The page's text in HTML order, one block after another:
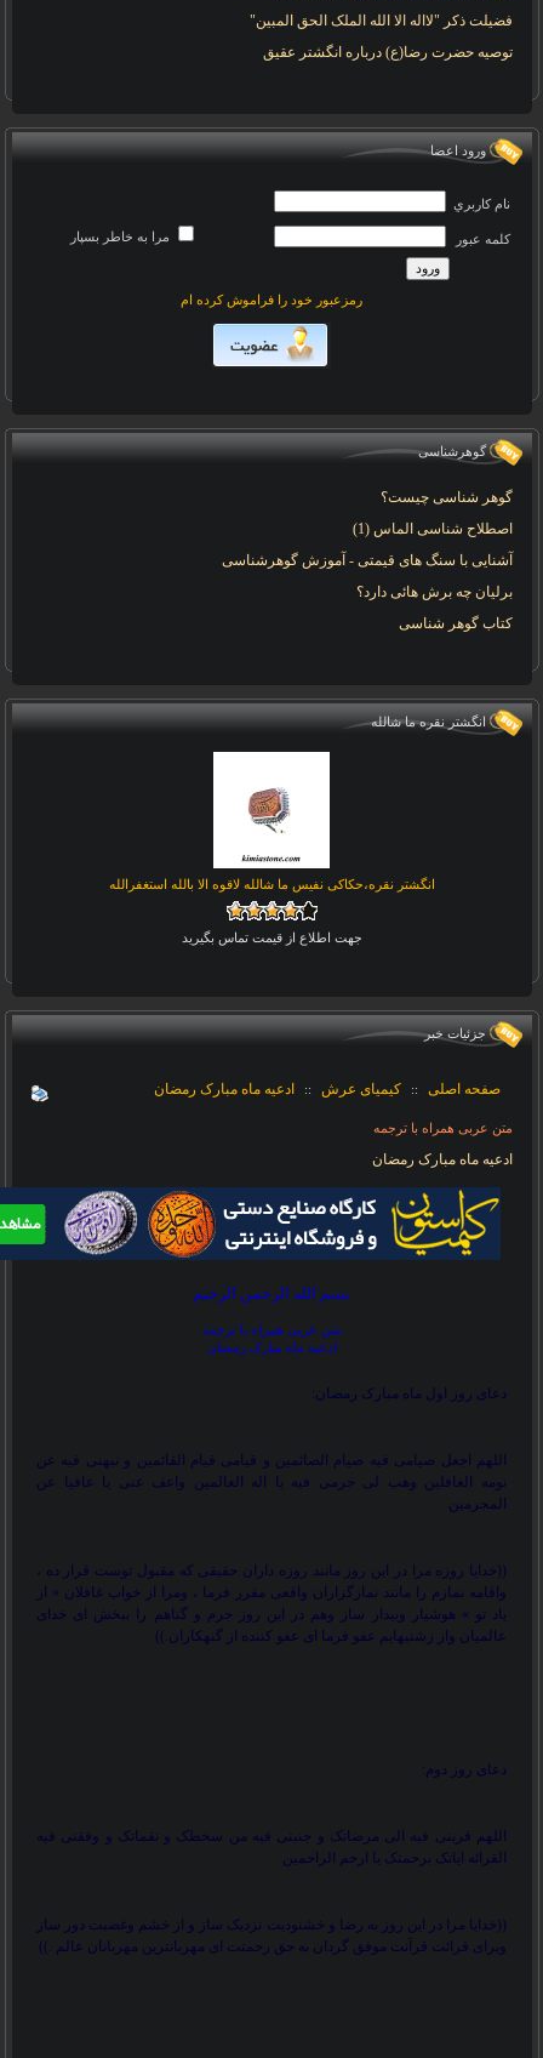
فضیلت ذکر "لااله الا الله الملک الحق المبین"
توصیه حضرت رضا(ع) درباره انگشتر عقیق
ورود اعضا
نام کاربري
کلمه عبور مرا به خاطر بسپار
رمزعبور خود را فراموش کرده ام
گوهرشناسی
گوهر شناسی چیست؟
اصطلاح شناسی الماس (1)
آشنایی با سنگ های قیمتی - آموزش گوهرشناسی
برلیان چه برش هائی دارد؟
کتاب گوهر شناسی
انگشتر نقره ما شالله
انگشتر نقره،حکاکی نفیس ما شالله لاقوه الا بالله استغفرالله
جهت اطلاع از قیمت تماس بگیرید
جزئيات خبر
صفحه اصلی :: کیمیای عرش :: ادعیه ماه مبارک رمضان
متن عربی همراه با ترجمه
ادعیه ماه مبارک رمضان
بسم الله الرحمن الرحیم
متن عربی همراه با ترجمه
ادعیه ماه مبارک رمضان
دعای روز اول ماه مبارک رمضان:
اللهم اجعل صیامی فیه صیام الصائمین و قیامی قیام القائمین و نبهنی فیه عن
نومه الغافلین وهب لی جرمی فیه یا اله العالمین واعف عنی یا عافیا عن
المجرمین
)) خدایا روزه مرا در این روز مانند روزه داران حقیقی که مقبول توست قرار ده ،
واقامه نمازم را مانند نمازگزاران واقعی مقرر فرما ، ومرا از خواب غافلان « از
یاد تو » هوشیار وبیدار ساز وهم در این روز جرم و گناهم را ببخش ای خدای
عالمیان واز زشتیهایم عفو فرما ای عفو کننده از گنهکاران.
دعای روز دوم:
اللهم قربنی فیه الی مرضاتک و جنبنی فیه من سخطک و نقماتک و وفقنی فیه
القرائه ایاتک برحمتک یا ارحم الراحمین
)) خدایا مرا در این روز به رضا و خشنودیت نزدیک ساز و از خشم وغضبت دور ساز
وبرای قرائت قرآنت موفق گردان به حق رحمتت ای مهربانترین مهربانان عالم .